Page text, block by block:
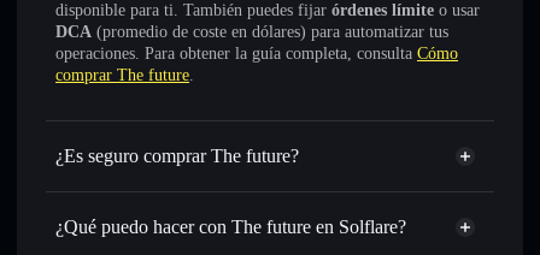
disponible para ti. También puedes fijar órdenes límite o usar
DCA (promedio de coste en dólares) para automatizar tus
operaciones. Para obtener la guía completa, consulta Cómo
comprar The future.
¿Es seguro comprar The future?
The future no está verificado
¿Qué puedo hacer con The future en Solflare?